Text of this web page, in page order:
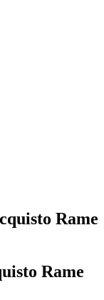
Rame
Rame